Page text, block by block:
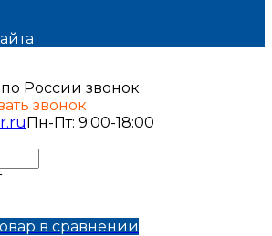
по России звонок
звонок
Пн-Пт: 9:00-18:00
в сравнении